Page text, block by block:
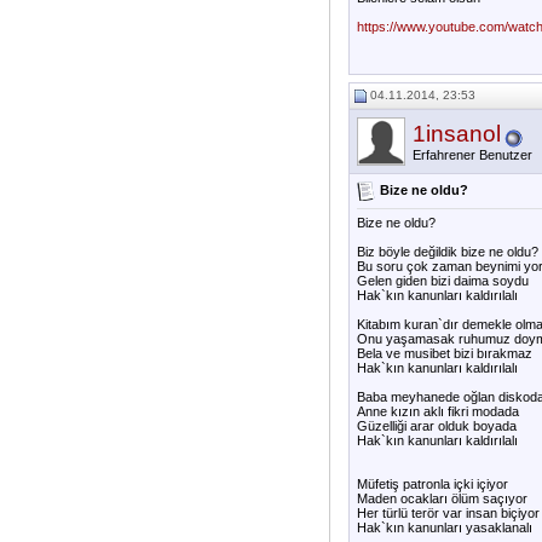
https://www.youtube.com/
04.11.2014, 23:53
1insanol
Erfahrener Benutzer
Bize ne oldu?
Bize ne oldu?
Biz böyle değildik bize ne oldu?
Bu soru çok zaman beynimi
Gelen giden bizi daima soydu
Hak`kın kanunları kaldırılalı
Kitabım kuran`dır demekle
Onu yaşamasak ruhumuz
Bela ve musibet bizi bırakmaz
Hak`kın kanunları kaldırılalı
Baba meyhanede oğlan
Anne kızın aklı fikri modada
Güzelliği arar olduk boyada
Hak`kın kanunları kaldırılalı
Müfetiş patronla içki içiyor
Maden ocakları ölüm saçıyor
Her türlü terör var insan biçiyor
Hak`kın kanunları yasaklanalı